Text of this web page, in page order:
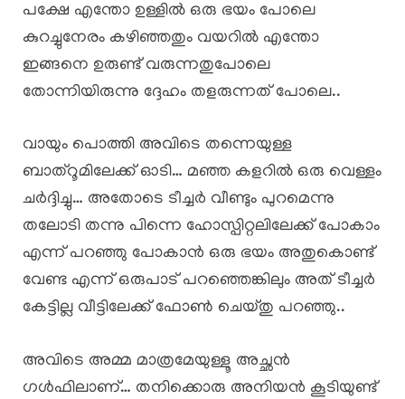
പക്ഷേ എന്തോ ഉള്ളിൽ ഒരു ഭയം പോലെ
കുറച്ചുനേരം കഴിഞ്ഞതും വയറിൽ എന്തോ
ഇങ്ങനെ ഉരുണ്ട് വരുന്നതുപോലെ
തോന്നിയിരുന്നു ദ്ദേഹം തളരുന്നത് പോലെ..
വായും പൊത്തി അവിടെ തന്നെയുള്ള
ബാത്റൂമിലേക്ക് ഓടി… മഞ്ഞ കളറിൽ ഒരു വെള്ളം
ചർദ്ദിച്ചു… അതോടെ ടീച്ചർ വീണ്ടും പുറമെന്നു
തലോടി തന്നു പിന്നെ ഹോസ്പിറ്റലിലേക്ക് പോകാം
എന്ന് പറഞ്ഞു പോകാൻ ഒരു ഭയം അതുകൊണ്ട്
വേണ്ട എന്ന് ഒരുപാട് പറഞ്ഞെങ്കിലും അത് ടീച്ചർ
കേട്ടില്ല വീട്ടിലേക്ക് ഫോൺ ചെയ്തു പറഞ്ഞു..
അവിടെ അമ്മ മാത്രമേയുള്ളൂ അച്ഛൻ
ഗൾഫിലാണ്… തനിക്കൊരു അനിയൻ കൂടിയുണ്ട്